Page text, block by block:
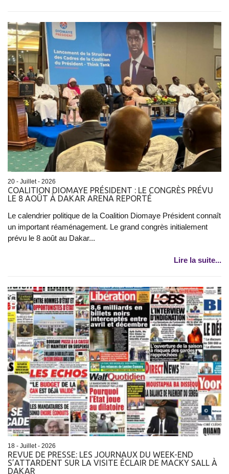
20 - Juillet - 2026
COALITION DIOMAYE PRÉSIDENT : LE CONGRÈS PRÉVU
LE 8 AOÛT À DAKAR ARENA REPORTÉ
Le calendrier politique de la Coalition Diomaye Président connaît
un important réaménagement. Le grand congrès initialement
prévu le 8 août au Dakar...
Lire la suite...
18 - Juillet - 2026
REVUE DE PRESSE: LES JOURNAUX DU WEEK-END
S’ATTARDENT SUR LA VISITE ÉCLAIR DE MACKY SALL À
DAKAR